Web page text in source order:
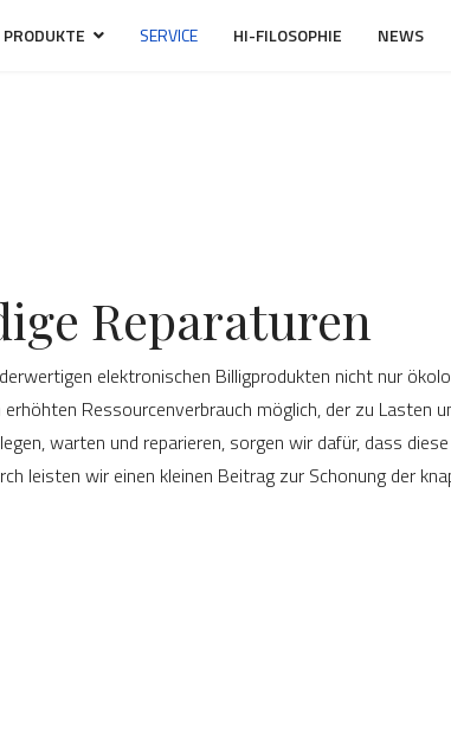
PRODUKTE SERVICE HI-FILOSOPHIE NEWS
Reparaturen
elektronischen Billigprodukten nicht nur
Ressourcenverbrauch möglich, der zu Lasten
warten und reparieren, sorgen wir dafür, dass
leisten wir einen kleinen Beitrag zur Schonung der